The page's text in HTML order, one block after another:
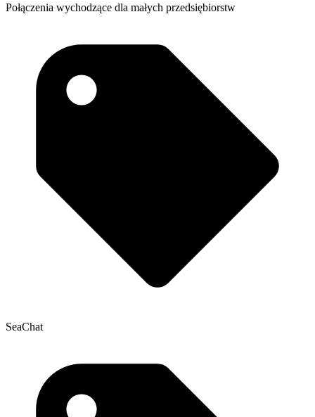
Połączenia wychodzące dla małych przedsiębiorstw
SeaChat